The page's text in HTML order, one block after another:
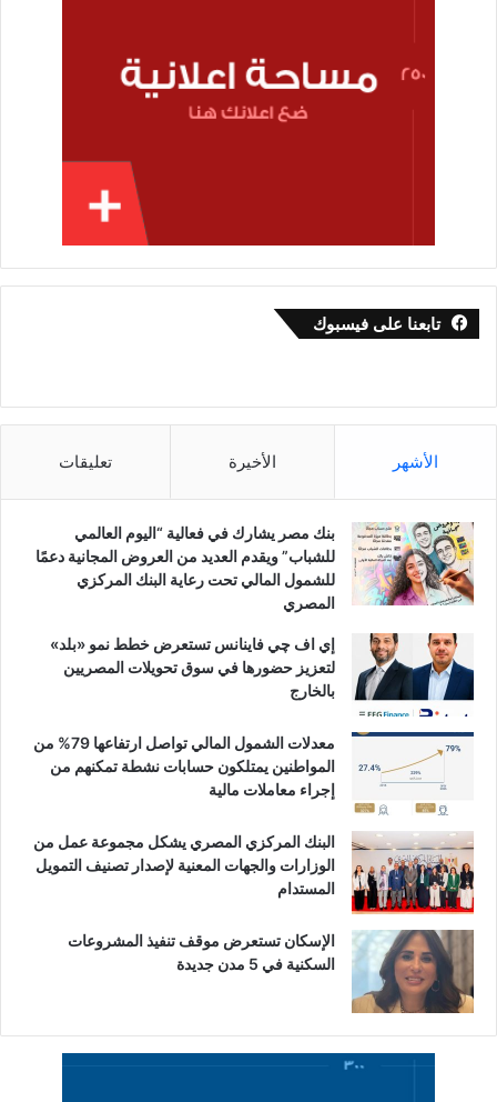
تابعنا على فيسبوك
الأشهر الأخيرة تعليقات
بنك مصر يشارك في فعالية “اليوم العالمي
للشباب” ويقدم العديد من العروض المجانية دعمًا
للشمول المالي تحت رعاية البنك المركزي
المصري
إي اف چي فاينانس تستعرض خطط نمو «بلد»
لتعزيز حضورها في سوق تحويلات المصريين
بالخارج
معدلات الشمول المالي تواصل ارتفاعها 79% من
المواطنين يمتلكون حسابات نشطة تمكنهم من
إجراء معاملات مالية
البنك المركزي المصري يشكل مجموعة عمل من
الوزارات والجهات المعنية لإصدار تصنيف التمويل
المستدام
الإسكان تستعرض موقف تنفيذ المشروعات
السكنية في 5 مدن جديدة